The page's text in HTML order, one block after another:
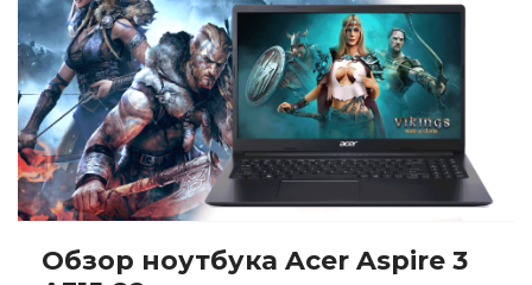
Обзор ноутбука Acer Aspire 3